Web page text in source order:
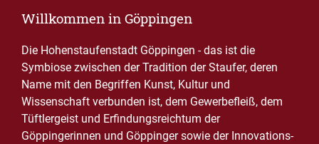
Willkommen in Göppingen
Die Hohenstaufenstadt Göppingen - das ist die
Symbiose zwischen der Tradition der Staufer, deren
Name mit den Begriffen Kunst, Kultur und
Wissenschaft verbunden ist, dem Gewerbefleiß, dem
Tüftlergeist und Erfindungsreichtum der
Göppingerinnen und Göppinger sowie der Innovations-